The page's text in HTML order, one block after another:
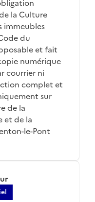
la Culture
immeubles
du
et fait
numérique
courrier ni
complet et
sur
de la
et de la
le-Pont